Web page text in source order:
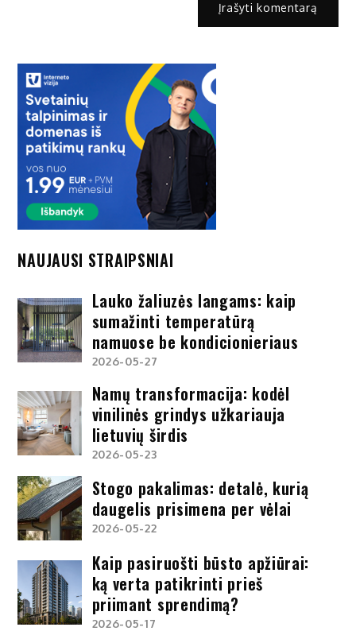
NAUJAUSI STRAIPSNIAI
Lauko žaliuzės langams: kaip
sumažinti temperatūrą
namuose be kondicionieriaus
2026-05-27
Namų transformacija: kodėl
vinilinės grindys užkariauja
lietuvių širdis
2026-05-23
Stogo pakalimas: detalė, kurią
daugelis prisimena per vėlai
2026-05-22
Kaip pasiruošti būsto apžiūrai:
ką verta patikrinti prieš
priimant sprendimą?
2026-05-17